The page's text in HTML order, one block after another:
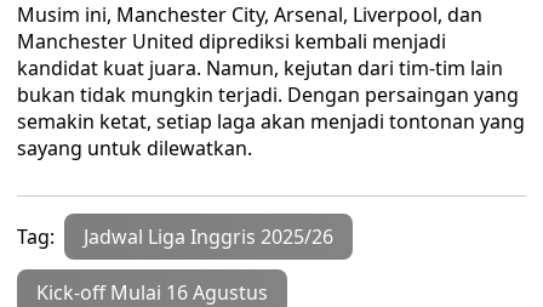
Musim ini, Manchester City, Arsenal, Liverpool, dan
Manchester United diprediksi kembali menjadi
kandidat kuat juara. Namun, kejutan dari tim-tim lain
bukan tidak mungkin terjadi. Dengan persaingan yang
semakin ketat, setiap laga akan menjadi tontonan yang
sayang untuk dilewatkan.
Tag: Jadwal Liga Inggris 2025/26
Kick-off Mulai 16 Agustus